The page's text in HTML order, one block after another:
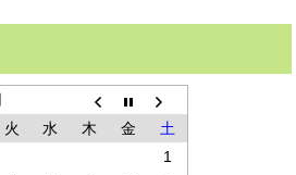
火 水 木 金
土
1